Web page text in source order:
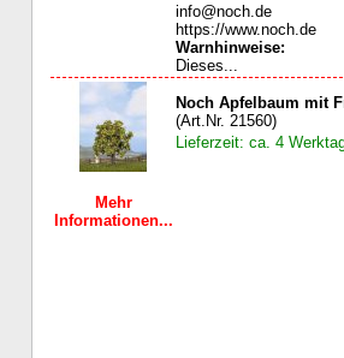
info@noch.de
https://www.noch.de
Warnhinweise:
Dieses...
Mehr
Informationen...
Noch Apfelbaum mit
(Art.Nr. 21560)
Lieferzeit: ca. 4